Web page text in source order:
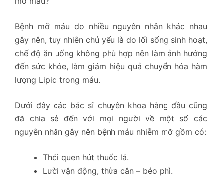
Bệnh mỡ máu do nhiều nguyên nhân khác nhau
gây nên, tuy nhiên chủ yếu là do lối sống sinh hoạt,
chế độ ăn uống không phù hợp nên làm ảnh hưởng
đến sức khỏe, làm giảm hiệu quả chuyển hóa hàm
lượng Lipid trong máu.
Dưới đây các bác sĩ chuyên khoa hàng đầu cũng
đã chia sẻ đến với mọi người về một số các
nguyên nhân gây nên bệnh máu nhiễm mỡ gồm có:
Thói quen hút thuốc lá.
Lười vận động, thừa cân – béo phì.